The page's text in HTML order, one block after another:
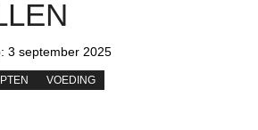
3 september 2025
VOEDING